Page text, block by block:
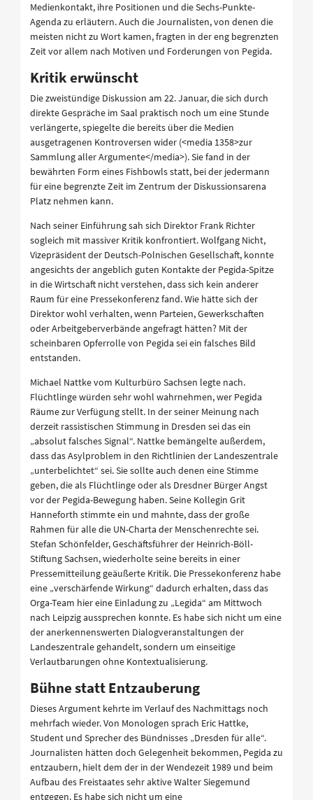
Medienkontakt, ihre Positionen und die Sechs-Punkte-
Agenda zu erläutern. Auch die Journalisten, von denen die
meisten nicht zu Wort kamen, fragten in der eng begrenzten
Zeit vor allem nach Motiven und Forderungen von Pegida.
Kritik erwünscht
Die zweistündige Diskussion am 22. Januar, die sich durch
direkte Gespräche im Saal praktisch noch um eine Stunde
verlängerte, spiegelte die bereits über die Medien
ausgetragenen Kontroversen wider (<media 1358>zur
Sammlung aller Argumente</media>). Sie fand in der
bewährten Form eines Fishbowls statt, bei der jedermann
für eine begrenzte Zeit im Zentrum der Diskussionsarena
Platz nehmen kann.
Nach seiner Einführung sah sich Direktor Frank Richter
sogleich mit massiver Kritik konfrontiert. Wolfgang Nicht,
Vizepräsident der Deutsch-Polnischen Gesellschaft, konnte
angesichts der angeblich guten Kontakte der Pegida-Spitze
in die Wirtschaft nicht verstehen, dass sich kein anderer
Raum für eine Pressekonferenz fand. Wie hätte sich der
Direktor wohl verhalten, wenn Parteien, Gewerkschaften
oder Arbeitgeberverbände angefragt hätten? Mit der
scheinbaren Opferrolle von Pegida sei ein falsches Bild
entstanden.
Michael Nattke vom Kulturbüro Sachsen legte nach.
Flüchtlinge würden sehr wohl wahrnehmen, wer Pegida
Räume zur Verfügung stellt. In der seiner Meinung nach
derzeit rassistischen Stimmung in Dresden sei das ein
„absolut falsches Signal“. Nattke bemängelte außerdem,
dass das Asylproblem in den Richtlinien der Landeszentrale
„unterbelichtet“ sei. Sie sollte auch denen eine Stimme
geben, die als Flüchtlinge oder als Dresdner Bürger Angst
vor der Pegida-Bewegung haben. Seine Kollegin Grit
Hanneforth stimmte ein und mahnte, dass der große
Rahmen für alle die UN-Charta der Menschenrechte sei.
Stefan Schönfelder, Geschäftsführer der Heinrich-Böll-
Stiftung Sachsen, wiederholte seine bereits in einer
Pressemitteilung geäußerte Kritik. Die Pressekonferenz habe
eine „verschärfende Wirkung“ dadurch erhalten, dass das
Orga-Team hier eine Einladung zu „Legida“ am Mittwoch
nach Leipzig aussprechen konnte. Es habe sich nicht um eine
der anerkennenswerten Dialogveranstaltungen der
Landeszentrale gehandelt, sondern um einseitige
Verlautbarungen ohne Kontextualisierung.
Bühne statt Entzauberung
Dieses Argument kehrte im Verlauf des Nachmittags noch
mehrfach wieder. Von Monologen sprach Eric Hattke,
Student und Sprecher des Bündnisses „Dresden für alle“.
Journalisten hätten doch Gelegenheit bekommen, Pegida zu
entzaubern, hielt dem der in der Wendezeit 1989 und beim
Aufbau des Freistaates sehr aktive Walter Siegemund
entgegen. Es habe sich nicht um eine